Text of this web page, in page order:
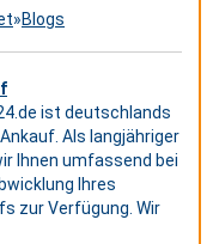
»Blogs
ist deutschlands
Als langjähriger
Ihnen umfassend bei
Ihres
zur Verfügung. Wir